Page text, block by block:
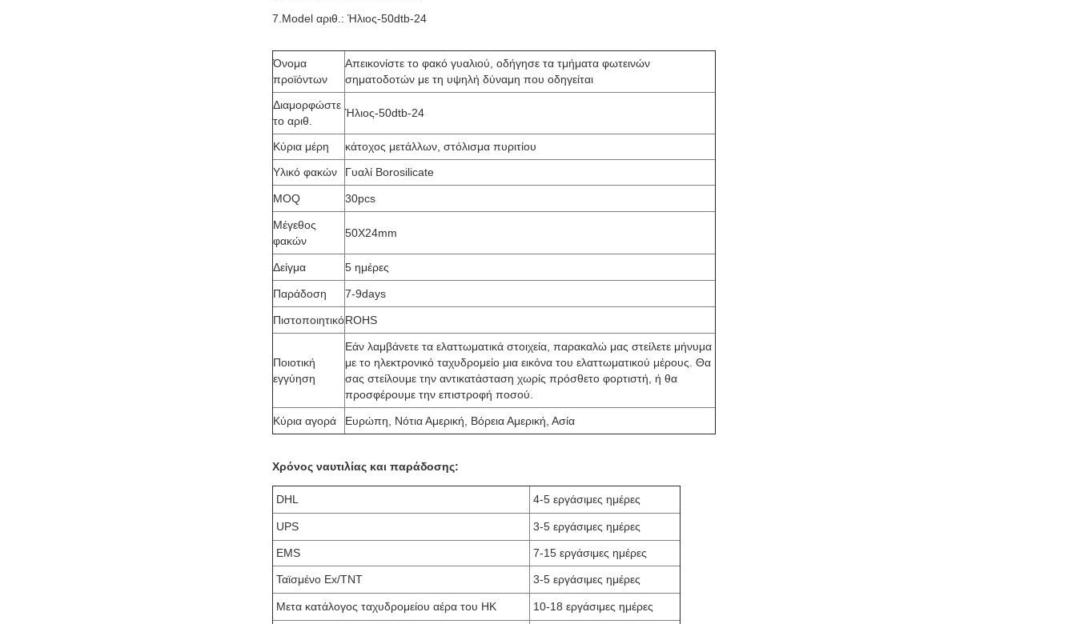
7.Model αριθ.: Ήλιος-50dtb-24
Όνομα
προϊόντων
Απεικονίστε το φακό γυαλιού, οδήγησε τα τμήματα φωτεινών
σηματοδοτών με τη υψηλή δύναμη που οδηγείται
Διαμορφώστε
το αριθ.
Ήλιος-50dtb-24
Κύρια μέρη
κάτοχος μετάλλων, στόλισμα πυριτίου
Υλικό φακών
Γυαλί Borosilicate
MOQ 30pcs
Μέγεθος
φακών
50X24mm
Δείγμα 5 ημέρες
Παράδοση 7-9days
ΠιστοποιητικόROHS
Ποιοτική
εγγύηση
Εάν λαμβάνετε τα ελαττωματικά στοιχεία, παρακαλώ μας στείλετε μήνυμα
με το ηλεκτρονικό ταχυδρομείο μια εικόνα του ελαττωματικού μέρους. Θα
σας στείλουμε την αντικατάσταση χωρίς πρόσθετο φορτιστή, ή θα
προσφέρουμε την επιστροφή ποσού.
Κύρια αγορά Ευρώπη, Νότια Αμερική, Βόρεια Αμερική, Ασία
Χρόνος ναυτιλίας και παράδοσης:
DHL 4-5 εργάσιμες ημέρες
UPS 3-5 εργάσιμες ημέρες
EMS 7-15 εργάσιμες ημέρες
Ταϊσμένο Ex/TNT 3-5 εργάσιμες ημέρες
Μετα κατάλογος ταχυδρομείου αέρα του HK 10-18 εργάσιμες ημέρες